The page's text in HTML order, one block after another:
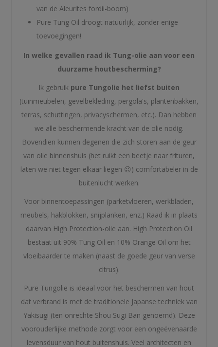
van de Aleurites fordii-boom)
Pure Tung Oil droogt natuurlijk, zonder enige
toevoegingen!
In welke gevallen raad ik Tung-olie aan voor een
duurzame houtbescherming?
Ik gebruik pure Tungolie het liefst buiten
(tuinmeubelen, gevelbekleding, pergola's, plantenbakken,
terras, schuttingen, privacyschermen, etc.). Dan hebben
we alle beschermende kracht van de olie nodig.
Bovendien kunnen degenen die zich storen aan de geur
van olie binnenshuis (het ruikt een beetje naar frituren,
laten we niet tegen elkaar liegen 😉) comfortabeler in de
buitenlucht werken.
Voor binnentoepassingen (parketvloeren, werkbladen,
meubels, hakblokken, snijplanken, enz.) Raad ik in plaats
daarvan High Protection-olie aan. High Protection Oil
bestaat uit 90% Tung Oil en 10% Orange Oil om het
vloeibaarder te maken (naast de goede geur van verse
citrus).
Pure Tungolie is ideaal voor het beschermen van hout
dat verbrand is met de traditionele Japanse techniek van
Yakisugi (ten onrechte Shou Sugi Ban genoemd). Deze
voorouderlijke methode zorgt voor een ongeëvenaarde
levensduur van hout buitenshuis. Veel architecten en